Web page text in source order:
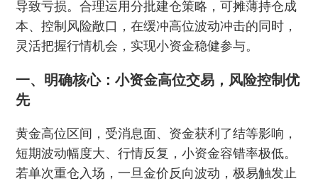
导致亏损。合理运用分批建仓策略，可摊薄持仓成
本、控制风险敞口，在缓冲高位波动冲击的同时，
灵活把握行情机会，实现小资金稳健参与。
一、明确核心：小资金高位交易，风险控制优
先
黄金高位区间，受消息面、资金获利了结等影响，
短期波动幅度大、行情反复，小资金容错率极低。
若单次重仓入场，一旦金价反向波动，极易触发止